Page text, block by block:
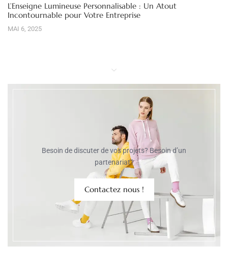
L’Enseigne Lumineuse Personnalisable : Un Atout
Incontournable pour Votre Entreprise
MAI 6, 2025
Besoin de discuter de vos projets? Besoin d’un
partenariat?
Contactez nous !